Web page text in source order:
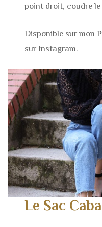
point droit, coudre
Disponible sur mon
sur Instagram.
Le Sac